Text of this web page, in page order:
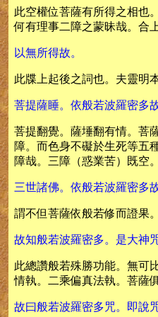
此空權位菩薩有所得之相也
何有理事二障之蒙昧哉。合
以無所得故。
此牒上起後之詞也。夫靈明
菩提薩睡。依般若波羅密多
菩提翻覺。薩埵翻有情。菩
障。而色身不礙於生死等五
障哉。三障（惑業苦）既空
三世諸佛。依般若波羅密多
謂不但菩薩依般若修而證果
故知般若波羅密多。是大神
此總讚般若殊勝功能。無可
情執。二乘偏真法執。菩薩
故曰般若波羅密多咒。即說